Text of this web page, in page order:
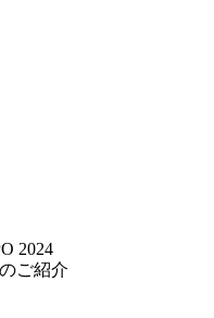
2024
ご紹介